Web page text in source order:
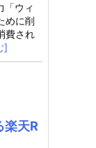
「ウィ
めに削
費され
]
天R